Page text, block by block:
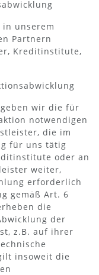
in unserem
Partnern
Kreditinstitute,
wir die für
notwendigen
die im
für uns tätig
oder an
weiter,
erforderlich
gemäß Art. 6
die
der
z.B. auf ihrer
insoweit die